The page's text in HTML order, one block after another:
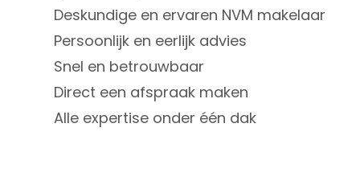
Deskundige en ervaren NVM makelaar
Persoonlijk en eerlijk advies
Snel en betrouwbaar
Direct een afspraak maken
Alle expertise onder één dak